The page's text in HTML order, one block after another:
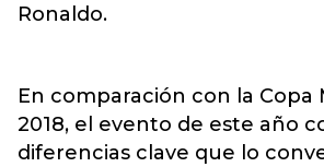
Ronaldo.
En comparación con la Copa
2018, el evento de este año
diferencias clave que lo